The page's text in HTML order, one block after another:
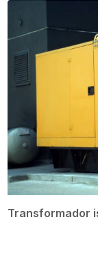
Transformador